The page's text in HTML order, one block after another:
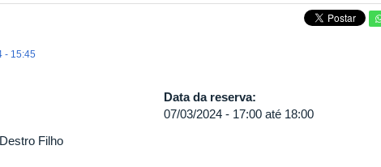
- 15:45
Filho
Data da reserva:
07/03/2024 - 17:00 até 18:00